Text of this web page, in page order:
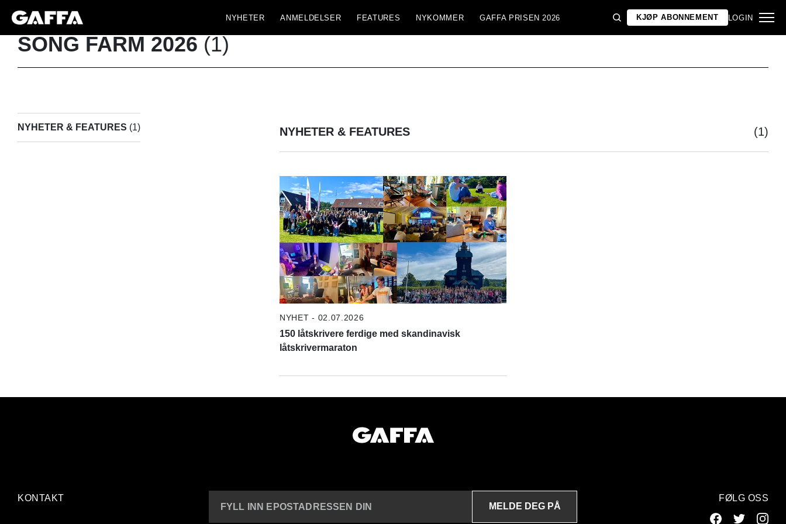
NYHETER ANMELDELSER FEATURES NYKOMMER GAFFA PRISEN 2026 KJØP ABONNEMENT LOGIN
SONG FARM 2026 (1)
NYHETER & FEATURES (1) NYHETER & FEATURES (1)
NYHET - 02.07.2026
150 låtskrivere ferdige med skandinavisk
låtskrivermaraton
KONTAKT
FYLL INN EPOSTADRESSEN DIN
MELDE DEG PÅ
FØLG OSS